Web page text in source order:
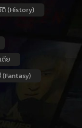
ติ (History)
ดีย
(Fantasy)